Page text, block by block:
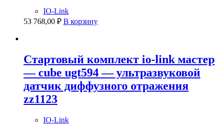
IO-Link
53 768,00 ₽ В корзину
Стартовый комплект io-link мастер
— cube ugt594 — ультразвуковой
датчик диффузного отражения
zz1123
IO-Link